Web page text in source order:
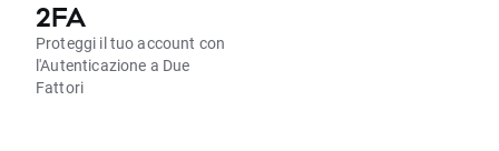
2FA
Proteggi il tuo account con
l'Autenticazione a Due
Fattori